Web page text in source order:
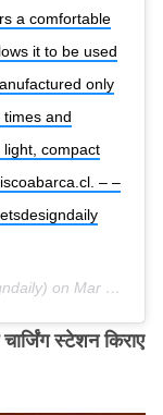
a comfortable
it to be used
only
and
compact
– –
on Mar 24, 2018 at 10:04am PDT
स्टेशन किराए